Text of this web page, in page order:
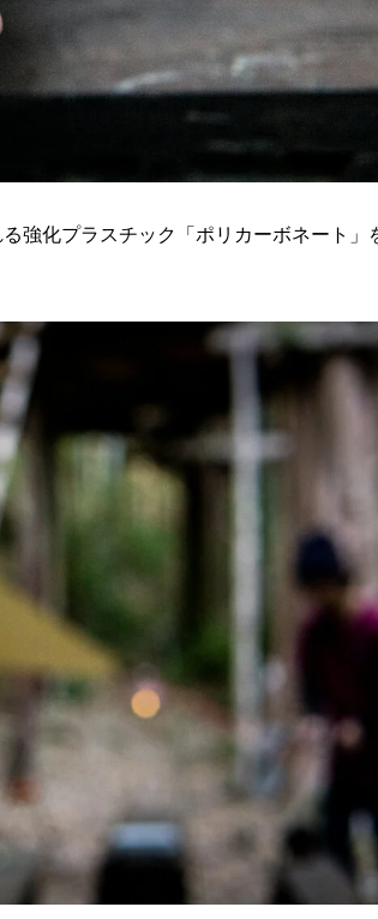
強化プラスチック「ポリカーボネート」